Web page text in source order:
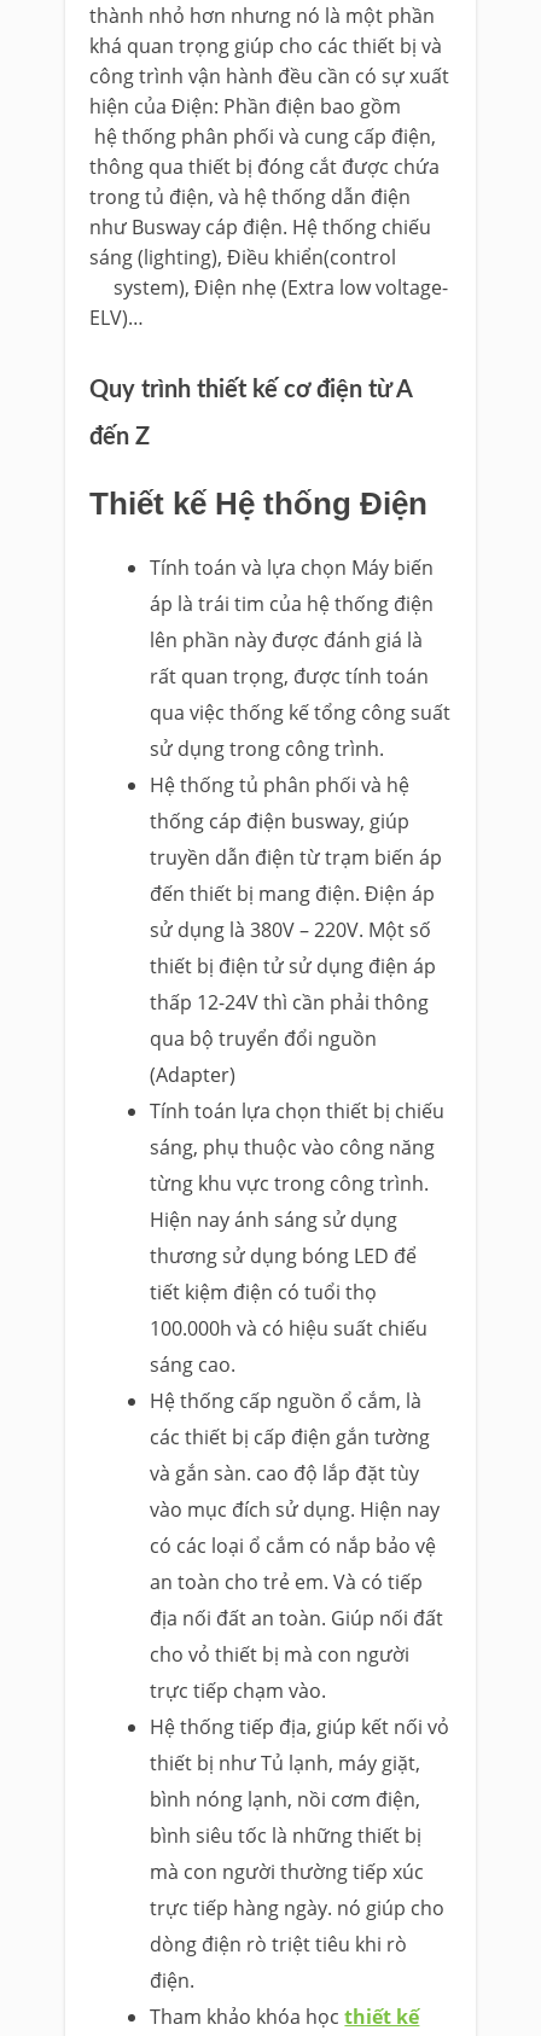
thành nhỏ hơn nhưng nó là một phần
khá quan trọng giúp cho các thiết bị và
công trình vận hành đều cần có sự xuất
hiện của Điện: Phần điện bao gồm
hệ thống phân phối và cung cấp điện,
thông qua thiết bị đóng cắt được chứa
trong tủ điện, và hệ thống dẫn điện
như Busway cáp điện. Hệ thống chiếu
sáng (lighting), Điều khiển(control
system), Điện nhẹ (Extra low voltage-
ELV)…
Quy trình thiết kế cơ điện từ A
đến Z
Thiết kế Hệ thống Điện
Tính toán và lựa chọn Máy biến
áp là trái tim của hệ thống điện
lên phần này được đánh giá là
rất quan trọng, được tính toán
qua việc thống kế tổng công suất
sử dụng trong công trình.
Hệ thống tủ phân phối và hệ
thống cáp điện busway, giúp
truyền dẫn điện từ trạm biến áp
đến thiết bị mang điện. Điện áp
sử dụng là 380V – 220V. Một số
thiết bị điện tử sử dụng điện áp
thấp 12-24V thì cần phải thông
qua bộ truyển đổi nguồn
(Adapter)
Tính toán lựa chọn thiết bị chiếu
sáng, phụ thuộc vào công năng
từng khu vực trong công trình.
Hiện nay ánh sáng sử dụng
thương sử dụng bóng LED để
tiết kiệm điện có tuổi thọ
100.000h và có hiệu suất chiếu
sáng cao.
Hệ thống cấp nguồn ổ cắm, là
các thiết bị cấp điện gắn tường
và gắn sàn. cao độ lắp đặt tùy
vào mục đích sử dụng. Hiện nay
có các loại ổ cắm có nắp bảo vệ
an toàn cho trẻ em. Và có tiếp
địa nối đất an toàn. Giúp nối đất
cho vỏ thiết bị mà con người
trực tiếp chạm vào.
Hệ thống tiếp địa, giúp kết nối vỏ
thiết bị như Tủ lạnh, máy giặt,
bình nóng lạnh, nồi cơm điện,
bình siêu tốc là những thiết bị
mà con người thường tiếp xúc
trực tiếp hàng ngày. nó giúp cho
dòng điện rò triệt tiêu khi rò
điện.
Tham khảo khóa họcthiết kế